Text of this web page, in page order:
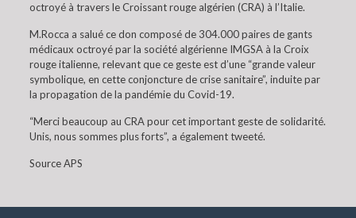
octroyé à travers le Croissant rouge algérien (CRA) à l’Italie.
M.Rocca a salué ce don composé de 304.000 paires de gants
médicaux octroyé par la société algérienne IMGSA à la Croix
rouge italienne, relevant que ce geste est d’une “grande valeur
symbolique, en cette conjoncture de crise sanitaire”, induite par
la propagation de la pandémie du Covid-19.
“Merci beaucoup au CRA pour cet important geste de solidarité.
Unis, nous sommes plus forts”, a également tweeté.
Source APS